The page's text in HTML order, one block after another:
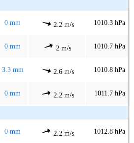
0 mm 2.2 m/s 1010.3 hPa
0 mm 2 m/s 1010.7 hPa
3.3 mm 2.6 m/s 1010.8 hPa
0 mm 2.2 m/s 1011.7 hPa
0 mm 2.2 m/s 1012.8 hPa